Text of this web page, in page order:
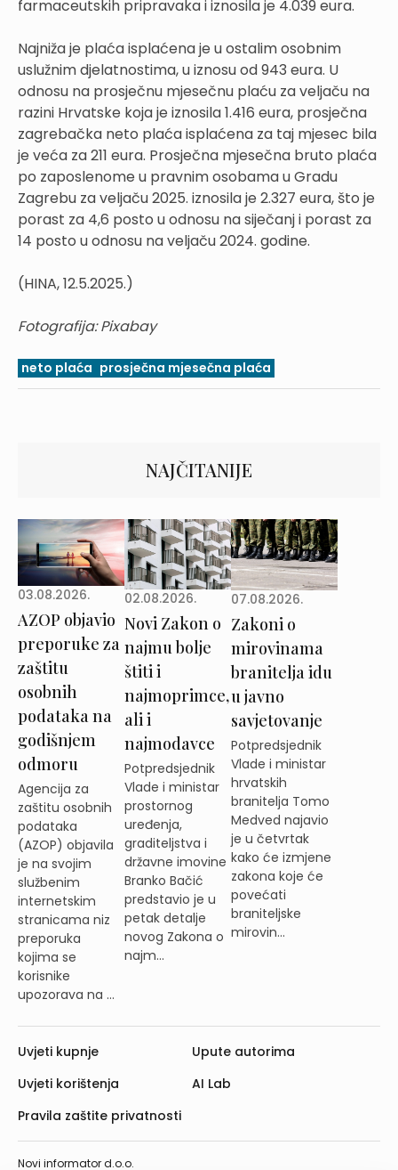
farmaceutskih pripravaka i iznosila je 4.039 eura.
Najniža je plaća isplaćena je u ostalim osobnim
uslužnim djelatnostima, u iznosu od 943 eura. U
odnosu na prosječnu mjesečnu plaću za veljaču na
razini Hrvatske koja je iznosila 1.416 eura, prosječna
zagrebačka neto plaća isplaćena za taj mjesec bila
je veća za 211 eura. Prosječna mjesečna bruto plaća
po zaposlenome u pravnim osobama u Gradu
Zagrebu za veljaču 2025. iznosila je 2.327 eura, što je
porast za 4,6 posto u odnosu na siječanj i porast za
14 posto u odnosu na veljaču 2024. godine.
(HINA, 12.5.2025.)
Fotografija: Pixabay
neto plaća prosječna mjesečna plaća
NAJČITANIJE
03.08.2026.
AZOP objavio
preporuke za
zaštitu
osobnih
podataka na
godišnjem
odmoru
Agencija za
zaštitu osobnih
podataka
(AZOP) objavila
je na svojim
službenim
internetskim
stranicama niz
preporuka
kojima se
korisnike
upozorava na ...
02.08.2026.
Novi Zakon o
najmu bolje
štiti i
najmoprimce,
ali i
najmodavce
Potpredsjednik
Vlade i ministar
prostornog
uređenja,
graditeljstva i
državne imovine
Branko Bačić
predstavio je u
petak detalje
novog Zakona o
najm...
07.08.2026.
Zakoni o
mirovinama
branitelja idu
u javno
savjetovanje
Potpredsjednik
Vlade i ministar
hrvatskih
branitelja Tomo
Medved najavio
je u četvrtak
kako će izmjene
zakona koje će
povećati
braniteljske
mirovin...
Novi informator d.o.o.
Uvjeti kupnje
Uvjeti korištenja
Pravila zaštite privatnosti
Upute autorima
AI Lab